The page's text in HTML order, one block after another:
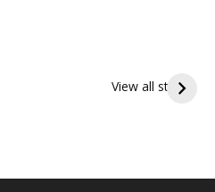
View all stories
ఇంద్రకీలాద్రి గిరి ప్రదక్షిణ